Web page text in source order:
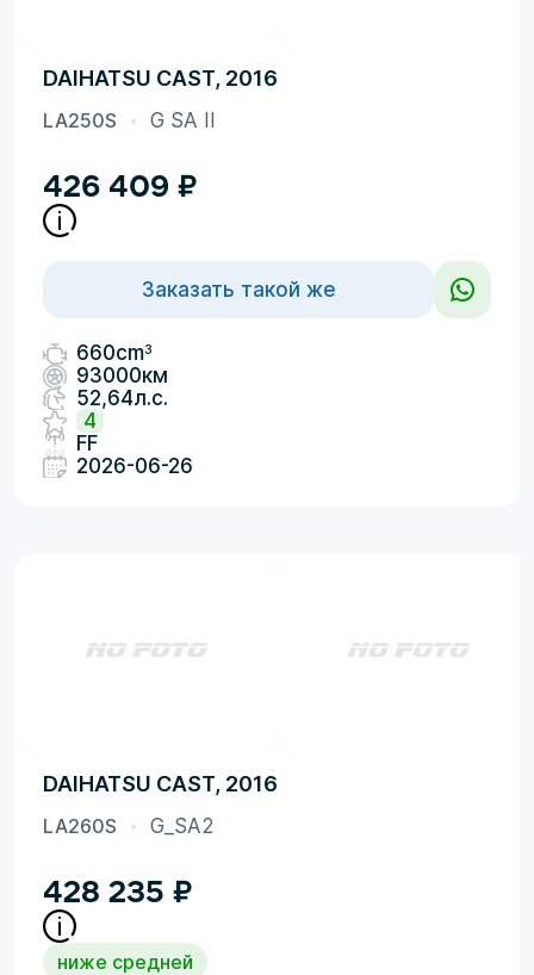
DAIHATSU CAST, 2016
LA250S G SA II
426 409 ₽
Заказать такой же
660cm3
93000км
52,64л.с.
4
FF
2026-06-26
DAIHATSU CAST, 2016
LA260S G_SA2
428 235 ₽
ниже средней